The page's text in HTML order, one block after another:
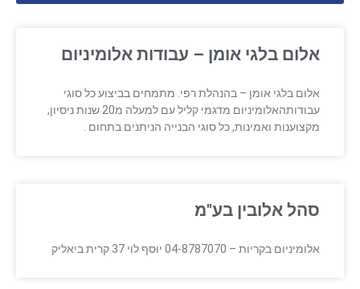
אלום בלגי אומן – עבודות אלומיניום
אלום בלגי אומן – בהנהלת רפי. מתמחים בביצוע כל סוגי
עבודותהאלומיניום מדגמי קליל עם למעלה מ20 שנות ניסיון,
מקצוענות ואמינות, כל סוגי הבנייה הניתנים בתחום .
סהל אלובין בע"מ
אלומיניום בקריות – 04-8787070 יוסף לוי 37 קרית ביאליק